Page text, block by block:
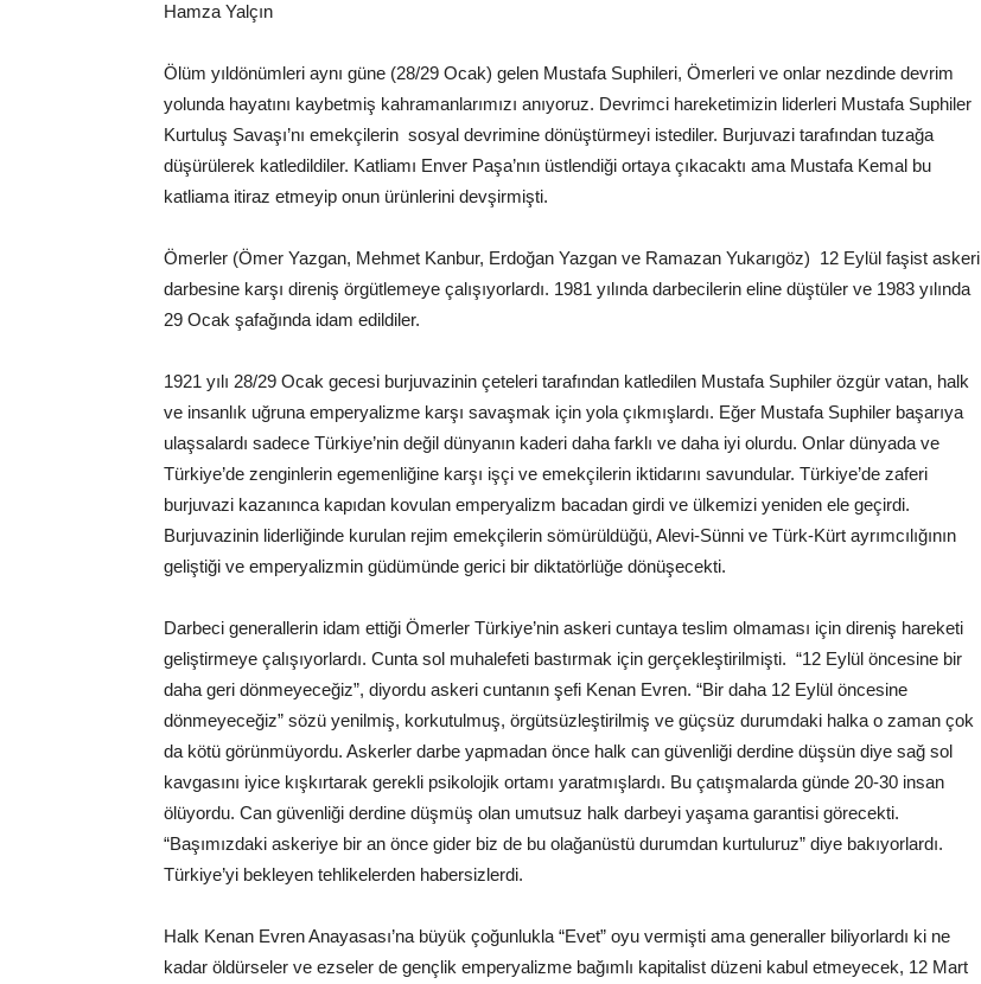
Hamza Yalçın
Ölüm yıldönümleri aynı güne (28/29 Ocak) gelen Mustafa Suphileri, Ömerleri ve onlar nezdinde devrim
yolunda hayatını kaybetmiş kahramanlarımızı anıyoruz. Devrimci hareketimizin liderleri Mustafa Suphiler
Kurtuluş Savaşı’nı emekçilerin sosyal devrimine dönüştürmeyi istediler. Burjuvazi tarafından tuzağa
düşürülerek katledildiler. Katliamı Enver Paşa’nın üstlendiği ortaya çıkacaktı ama Mustafa Kemal bu
katliama itiraz etmeyip onun ürünlerini devşirmişti.
Ömerler (Ömer Yazgan, Mehmet Kanbur, Erdoğan Yazgan ve Ramazan Yukarıgöz) 12 Eylül faşist askeri
darbesine karşı direniş örgütlemeye çalışıyorlardı. 1981 yılında darbecilerin eline düştüler ve 1983 yılında
29 Ocak şafağında idam edildiler.
1921 yılı 28/29 Ocak gecesi burjuvazinin çeteleri tarafından katledilen Mustafa Suphiler özgür vatan, halk
ve insanlık uğruna emperyalizme karşı savaşmak için yola çıkmışlardı. Eğer Mustafa Suphiler başarıya
ulaşsalardı sadece Türkiye’nin değil dünyanın kaderi daha farklı ve daha iyi olurdu. Onlar dünyada ve
Türkiye’de zenginlerin egemenliğine karşı işçi ve emekçilerin iktidarını savundular. Türkiye’de zaferi
burjuvazi kazanınca kapıdan kovulan emperyalizm bacadan girdi ve ülkemizi yeniden ele geçirdi.
Burjuvazinin liderliğinde kurulan rejim emekçilerin sömürüldüğü, Alevi-Sünni ve Türk-Kürt ayrımcılığının
geliştiği ve emperyalizmin güdümünde gerici bir diktatörlüğe dönüşecekti.
Darbeci generallerin idam ettiği Ömerler Türkiye’nin askeri cuntaya teslim olmaması için direniş hareketi
geliştirmeye çalışıyorlardı. Cunta sol muhalefeti bastırmak için gerçekleştirilmişti. “12 Eylül öncesine bir
daha geri dönmeyeceğiz”, diyordu askeri cuntanın şefi Kenan Evren. “Bir daha 12 Eylül öncesine
dönmeyeceğiz” sözü yenilmiş, korkutulmuş, örgütsüzleştirilmiş ve güçsüz durumdaki halka o zaman çok
da kötü görünmüyordu. Askerler darbe yapmadan önce halk can güvenliği derdine düşsün diye sağ sol
kavgasını iyice kışkırtarak gerekli psikolojik ortamı yaratmışlardı. Bu çatışmalarda günde 20-30 insan
ölüyordu. Can güvenliği derdine düşmüş olan umutsuz halk darbeyi yaşama garantisi görecekti.
“Başımızdaki askeriye bir an önce gider biz de bu olağanüstü durumdan kurtuluruz” diye bakıyorlardı.
Türkiye’yi bekleyen tehlikelerden habersizlerdi.
Halk Kenan Evren Anayasası’na büyük çoğunlukla “Evet” oyu vermişti ama generaller biliyorlardı ki ne
kadar öldürseler ve ezseler de gençlik emperyalizme bağımlı kapitalist düzeni kabul etmeyecek, 12 Mart